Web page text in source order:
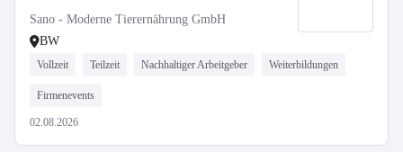
Sano - Moderne Tierernährung GmbH
BW
Vollzeit Teilzeit Nachhaltiger Arbeitgeber Weiterbildungen
Firmenevents
02.08.2026